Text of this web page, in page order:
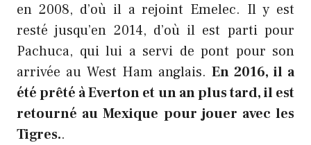
en 2008, d’où il a rejoint Emelec. Il y est
resté jusqu’en 2014, d’où il est parti pour
Pachuca, qui lui a servi de pont pour son
arrivée au West Ham anglais. En 2016, il a
été prêté à Everton et un an plus tard, il est
retourné au Mexique pour jouer avec les
Tigres..